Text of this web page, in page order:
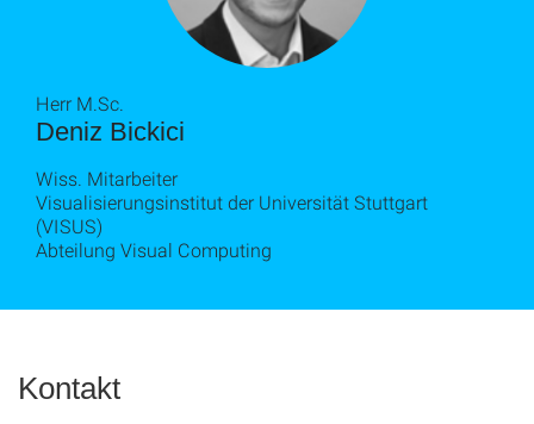
Deniz Bickici
Herr M.Sc.
Wiss. Mitarbeiter
Visualisierungsinstitut der Universität Stuttgart
(VISUS)
Abteilung Visual Computing
Kontakt